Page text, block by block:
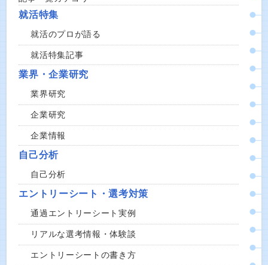
就活特集
就活のプロが語る
就活特集記事
業界・企業研究
業界研究
企業研究
企業情報
自己分析
自己分析
エントリーシート・選考対策
通過エントリーシート実例
リアルな選考情報・体験談
エントリーシートの書き方